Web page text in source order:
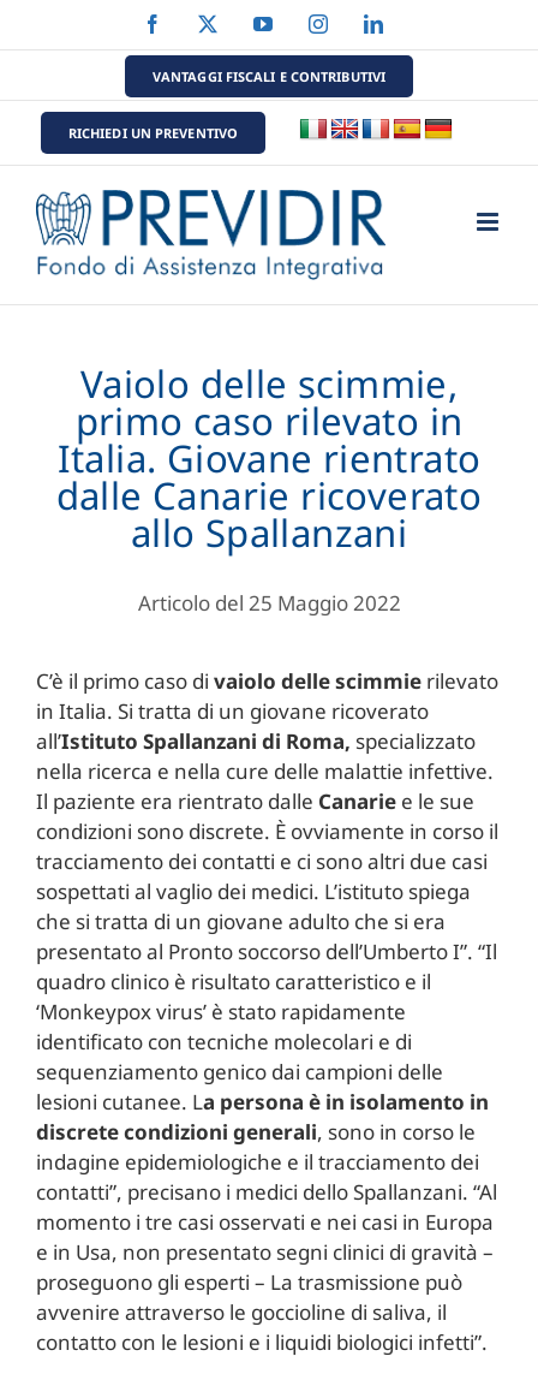
al
Facebook YouTubeInstagramLinkedIn
VANTAGGI FISCALI E CONTRIBUTIVI
RICHIEDI UN PREVENTIVO
Vaiolo delle scimmie,
primo caso rilevato in
Italia. Giovane rientrato
dalle Canarie ricoverato
allo Spallanzani
Articolo del 25 Maggio 2022
C’è il primo caso di vaiolo delle scimmierilevato
in Italia. Si tratta di un giovane ricoverato
all’Istituto Spallanzani di Roma, specializzato
nella ricerca e nella cure delle malattie infettive.
Il paziente era rientrato dalle Canariee le sue
condizioni sono discrete. È ovviamente in corso il
tracciamento dei contatti e ci sono altri due casi
sospettati al vaglio dei medici. L’istituto spiega
che si tratta di un giovane adulto che si era
presentato al Pronto soccorso dell’Umberto I”. “Il
quadro clinico è risultato caratteristico e il
‘Monkeypox virus’ è stato rapidamente
identificato con tecniche molecolari e di
sequenziamento genico dai campioni delle
lesioni cutanee. La persona è in isolamento in
discrete condizioni generali, sono in corso le
indagine epidemiologiche e il tracciamento dei
contatti”, precisano i medici dello Spallanzani. “Al
momento i tre casi osservati e nei casi in Europa
e in Usa, non presentato segni clinici di gravità –
proseguono gli esperti – La trasmissione può
avvenire attraverso le goccioline di saliva, il
contatto con le lesioni e i liquidi biologici infetti”.